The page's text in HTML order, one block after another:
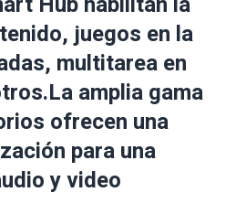
juegos en la
multitarea en
amplia gama
ofrecen una
para una
y video